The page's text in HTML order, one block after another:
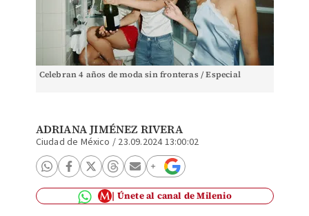
Celebran 4 años de moda sin fronteras / Especial
ADRIANA JIMÉNEZ RIVERA
Ciudad de México / 23.09.2024 13:00:02
Únete al canal de Milenio